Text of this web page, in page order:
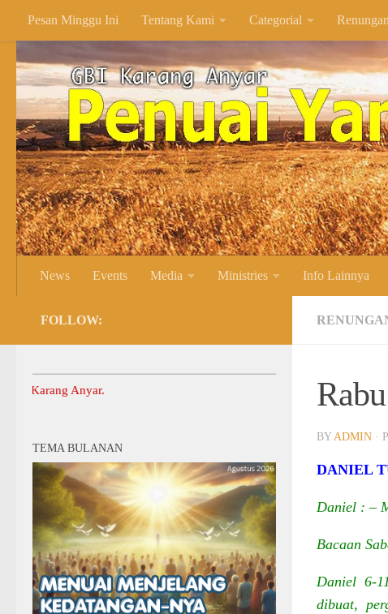
Skip to content
Pesan Minggu Ini Tentang Kami Categorial
News Events Media Ministries Info Lainnya
BYADMIN ·
DANIEL
Daniel : –
Bacaan
Daniel 6-
dibuat,
FOLLOW:
Anyar.
TEMA BULANAN